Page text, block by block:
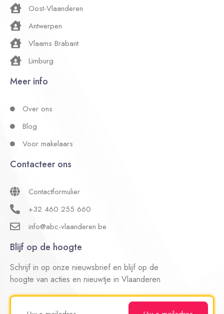
Oost-Vlaanderen
Antwerpen
Vlaams Brabant
Limburg
Meer info
Over ons
Blog
Voor makelaars
Contacteer ons
Contactformulier
+32 460 255 660
info@abc-vlaanderen.be
Blijf op de hoogte
Schrijf in op onze nieuwsbrief en blijf op de
hoogte van acties en nieuwtje in Vlaanderen